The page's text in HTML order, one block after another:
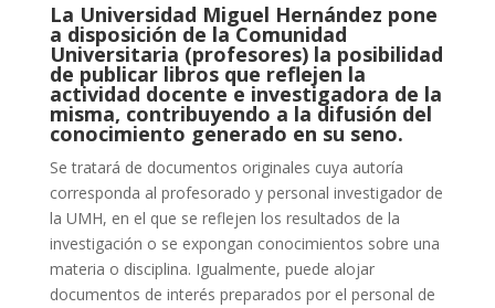
La Universidad Miguel Hernández pone
a disposición de la Comunidad
Universitaria (profesores) la posibilidad
de publicar libros que reflejen la
actividad docente e investigadora de la
misma, contribuyendo a la difusión del
conocimiento generado en su seno.
Se tratará de documentos originales cuya autoría
corresponda al profesorado y personal investigador de
la UMH, en el que se reflejen los resultados de la
investigación o se expongan conocimientos sobre una
materia o disciplina. Igualmente, puede alojar
documentos de interés preparados por el personal de